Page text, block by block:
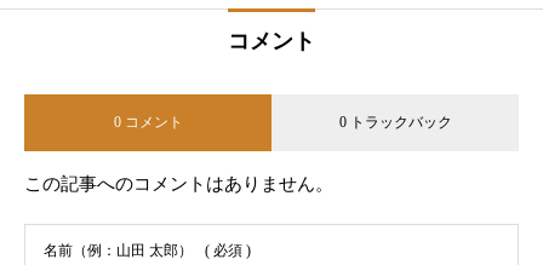
コメント
0 コメント 0 トラックバック
この記事へのコメントはありません。
名前（例：山田 太郎） ( 必須 )